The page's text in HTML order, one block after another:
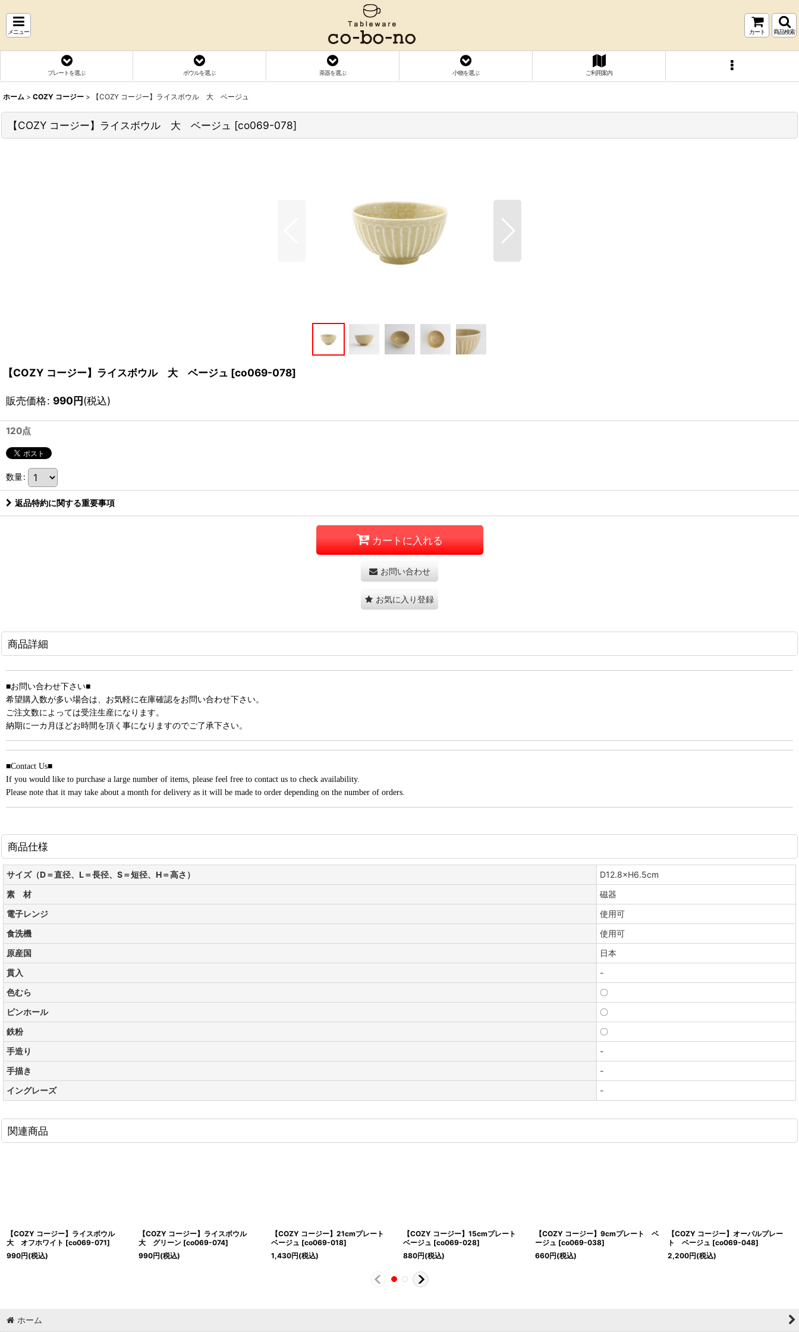
メニュー カート 商品検索
プレートを選ぶ ボウルを選ぶ 茶器を選ぶ 小物を選ぶ ご利用案内
ホーム > COZY コージー > 【COZY コージー】ライスボウル 大 ベージュ
【COZY コージー】ライスボウル 大 ベージュ [co069-078]
【COZY コージー】ライスボウル 大 ベージュ [co069-078]
販売価格: 990円(税込)
120点
数量:
返品特約に関する重要事項
カートに入れる
お問い合わせ
お気に入り登録
商品詳細
■お問い合わせ下さい■
希望購入数が多い場合は、お気軽に在庫確認をお問い合わせ下さい。
ご注文数によっては受注生産になります。
納期に一カ月ほどお時間を頂く事になりますのでご了承下さい。
■Contact Us■
If you would like to purchase a large number of items, please feel free to contact us to check availability.
Please note that it may take about a month for delivery as it will be made to order depending on the number of orders.
商品仕様
サイズ（D＝直径、L＝長径、S＝短径、H＝高さ）
D12.8×H6.5cm
素 材
磁器
電子レンジ
使用可
食洗機
使用可
原産国
日本
貫入
-
色むら
〇
ピンホール
〇
鉄粉
〇
手造り
-
手描き
-
イングレーズ
-
関連商品
【COZY コージー】ライスボウル
大 オフホワイト [co069-071]
990円(税込)
【COZY コージー】ライスボウル
大 グリーン [co069-074]
990円(税込)
【COZY コージー】21cmプレート
ベージュ [co069-018]
1,430円(税込)
【COZY コージー】15cmプレート
ベージュ [co069-028]
880円(税込)
【COZY コージー】9cmプレート ベ
ージュ [co069-038]
660円(税込)
【COZY コージー】オーバルプレー
ト ベージュ [co069-048]
2,200円(税込)
ホーム